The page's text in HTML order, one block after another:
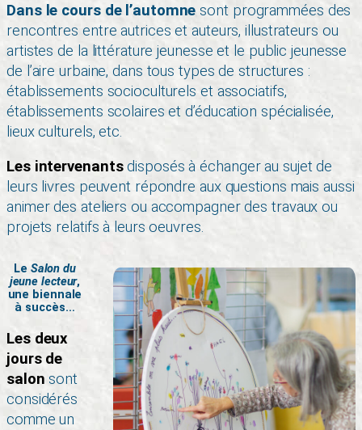
Dans le cours de l’automne sont programmées des
rencontres entre autrices et auteurs, illustrateurs ou
artistes de la littérature jeunesse et le public jeunesse
de l’aire urbaine, dans tous types de structures :
établissements socioculturels et associatifs,
établissements scolaires et d’éducation spécialisée,
lieux culturels, etc.
Les intervenantsdisposés à échanger au sujet de
leurs livres peuvent répondre aux questions mais aussi
animer des ateliers ou accompagner des travaux ou
projets relatifs à leurs oeuvres.
Le Salon du
jeune lecteur,
une biennale
à succès…
Les deux
jours de
salon sont
considérés
comme un